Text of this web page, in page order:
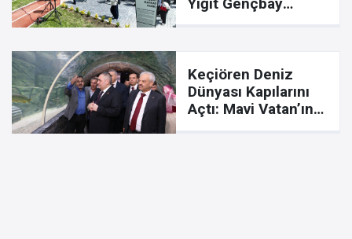
Keçiören Deniz
Dünyası Kapılarını
Açtı: Mavi Vatan’ın